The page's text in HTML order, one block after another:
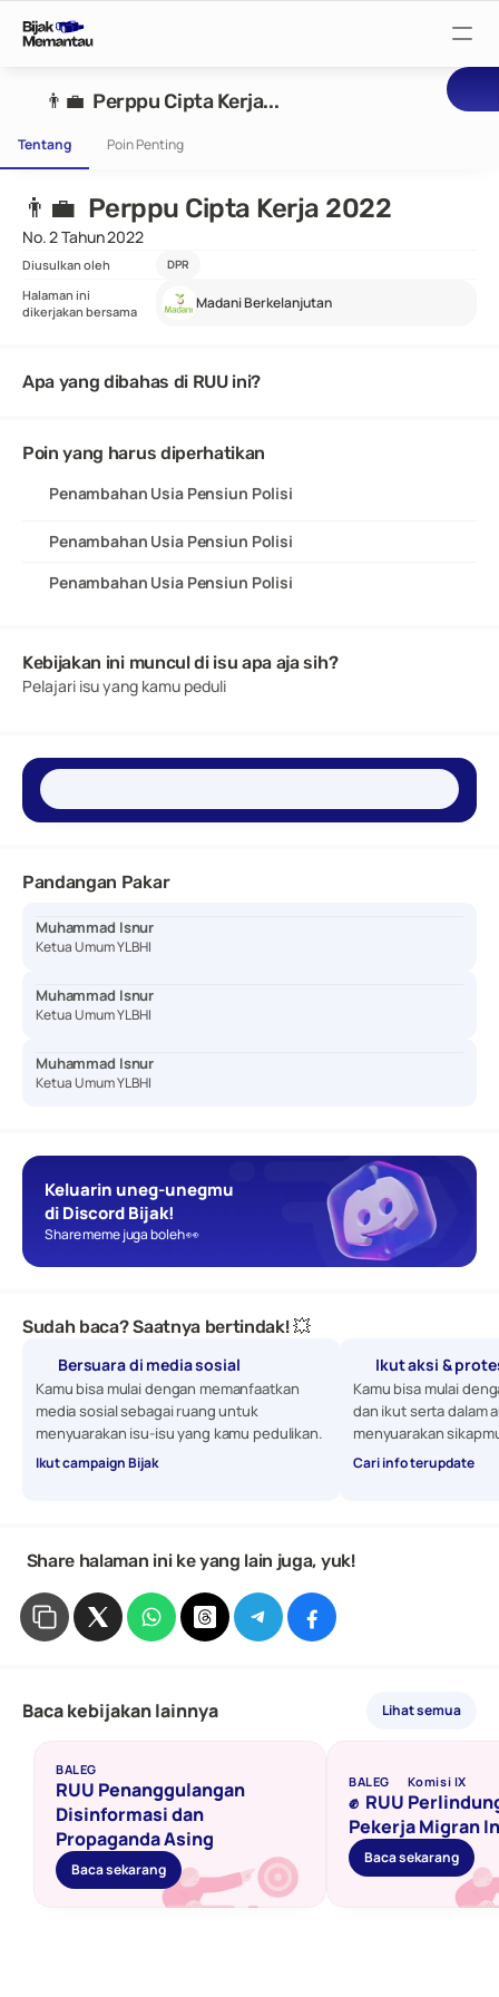
👨‍💼  Perppu Cipta Kerja...
Tentang Poin Penting
👨‍💼  Perppu Cipta Kerja 2022
No. 2 Tahun 2022
Diusulkan oleh DPR
Halaman ini
dikerjakan bersama
Madani Berkelanjutan
Apa yang dibahas di RUU ini?
Poin yang harus diperhatikan
Penambahan Usia Pensiun Polisi
Penambahan Usia Pensiun Polisi
Penambahan Usia Pensiun Polisi
Kebijakan ini muncul di isu apa aja sih?
Pelajari isu yang kamu peduli
Pandangan Pakar
Muhammad Isnur
Ketua Umum YLBHI
Muhammad Isnur
Ketua Umum YLBHI
Muhammad Isnur
Ketua Umum YLBHI
Keluarin uneg-unegmu
di Discord Bijak!
Share meme juga boleh 👀
Sudah baca? Saatnya bertindak! 💥
Bersuara di media sosial
Kamu bisa mulai dengan memanfaatkan
media sosial sebagai ruang untuk
menyuarakan isu-isu yang kamu pedulikan.
Ikut campaign Bijak
Ikut aksi &
Kamu bisa mulai
dan ikut serta dalam
menyuarakan
Cari info terupdate
Share halaman ini ke yang lain juga, yuk!
Baca kebijakan lainnya Lihat semua
BALEG
RUU Penanggulangan
Disinformasi dan
Propaganda Asing
Baca sekarang
BALEG Komisi IX
✊  RUU
Pekerja Migran
Baca sekarang
Pantau Tuntutan
Pantau RUU
Pantau Rapat
Pantau Pejabat
Suarakan
Bijak Wiki